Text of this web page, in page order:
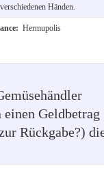
Händen.
Hermupolis
Geldbetrag
Rückgabe?)